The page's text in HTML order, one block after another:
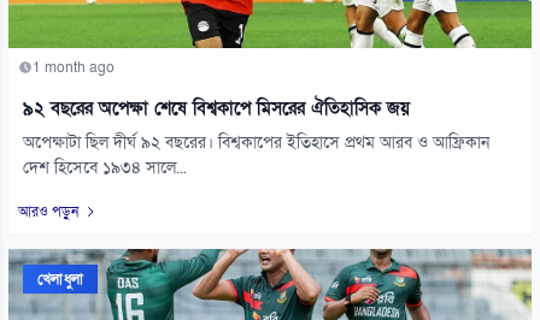
1 month ago
৯২ বছরের অপেক্ষা শেষে বিশ্বকাপে মিসরের ঐতিহাসিক জয়
অপেক্ষাটা ছিল দীর্ঘ ৯২ বছরের। বিশ্বকাপের ইতিহাসে প্রথম আরব ও আফ্রিকান
দেশ হিসেবে ১৯৩৪ সালে...
আরও পড়ুন
খেলাধুলা